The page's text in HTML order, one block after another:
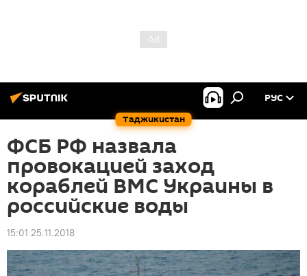
Таджикистан
РУС
ФСБ РФ назвала
провокацией заход
кораблей ВМС Украины в
российские воды
15:01 25.11.2018